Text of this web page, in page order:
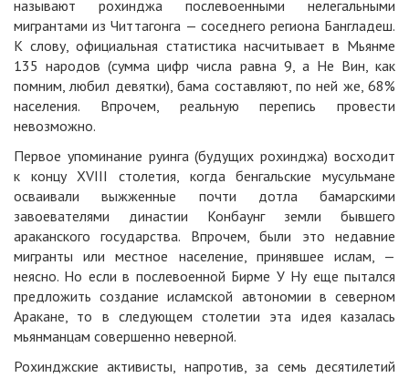
называют рохинджа послевоенными нелегальными
мигрантами из Читтагонга — соседнего региона Бангладеш.
К слову, официальная статистика насчитывает в Мьянме
135 народов (сумма цифр числа равна 9, а Не Вин, как
помним, любил девятки), бама составляют, по ней же, 68%
населения. Впрочем, реальную перепись провести
невозможно.
Первое упоминание руинга (будущих рохинджа) восходит
к концу XVIII столетия, когда бенгальские мусульмане
осваивали выжженные почти дотла бамарскими
завоевателями династии Конбаунг земли бывшего
араканского государства. Впрочем, были это недавние
мигранты или местное население, принявшее ислам, —
неясно. Но если в послевоенной Бирме У Ну еще пытался
предложить создание исламской автономии в северном
Аракане, то в следующем столетии эта идея казалась
мьянманцам совершенно неверной.
Рохинджские активисты, напротив, за семь десятилетий